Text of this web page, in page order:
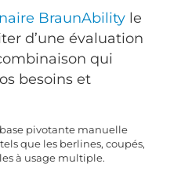
BraunAbility le
d’une évaluation
qui
besoins et
pivotante manuelle
que les berlines, coupés,
à usage multiple.